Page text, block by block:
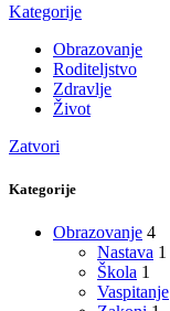
Kategorije
Obrazovanje
Roditeljstvo
Zdravlje
Život
Zatvori
Kategorije
Obrazovanje 4
Nastava 1
Škola 1
Vaspitanje